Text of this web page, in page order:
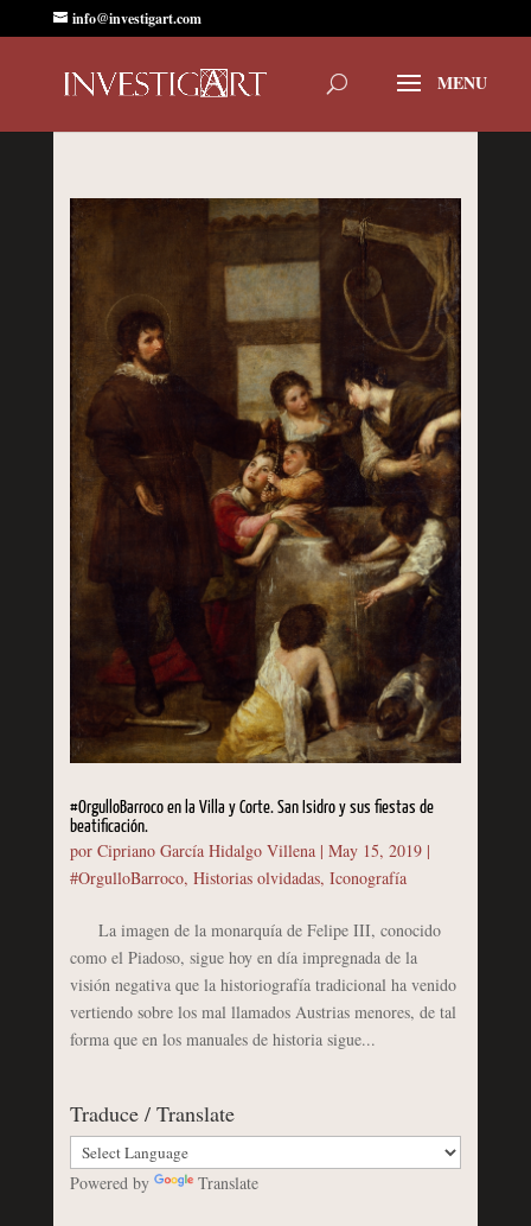
info@investigart.com
#OrgulloBarroco en la Villa y Corte. San Isidro y sus fiestas de
beatificación.
por Cipriano García Hidalgo Villena| May 15, 2019|
#OrgulloBarroco, Historias olvidadas, Iconografía
La imagen de la monarquía de Felipe III, conocido
como el Piadoso, sigue hoy en día impregnada de la
visión negativa que la historiografía tradicional ha venido
vertiendo sobre los mal llamados Austrias menores, de tal
forma que en los manuales de historia sigue...
Traduce / Translate
Powered by Translate